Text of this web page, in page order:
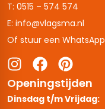
T: 0515 – 574 574
E: info@vlagsma.nl
Of stuur een WhatsApp
Openingstijden
Dinsdag t/m Vrijdag: